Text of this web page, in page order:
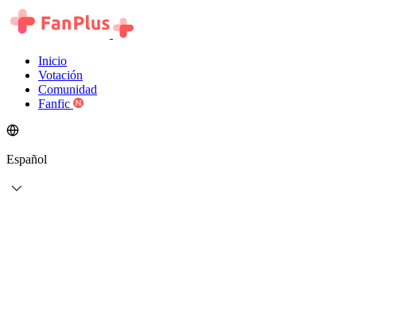
Inicio
Votación
Comunidad
Fanfic
Español